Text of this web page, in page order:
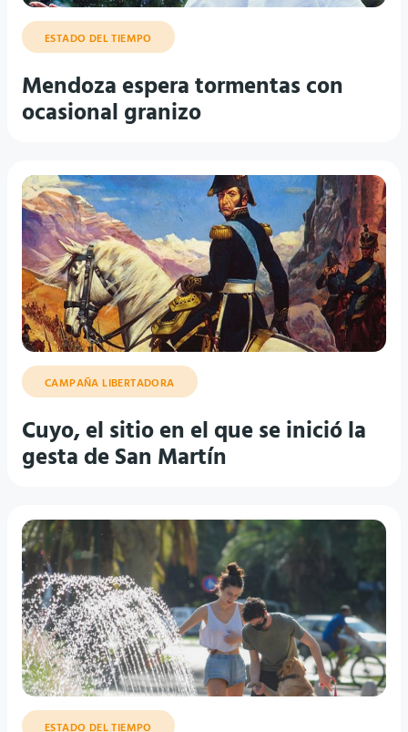
ESTADO DEL TIEMPO
Mendoza espera tormentas con
ocasional granizo
CAMPAÑA LIBERTADORA
Cuyo, el sitio en el que se inició la
gesta de San Martín
ESTADO DEL TIEMPO